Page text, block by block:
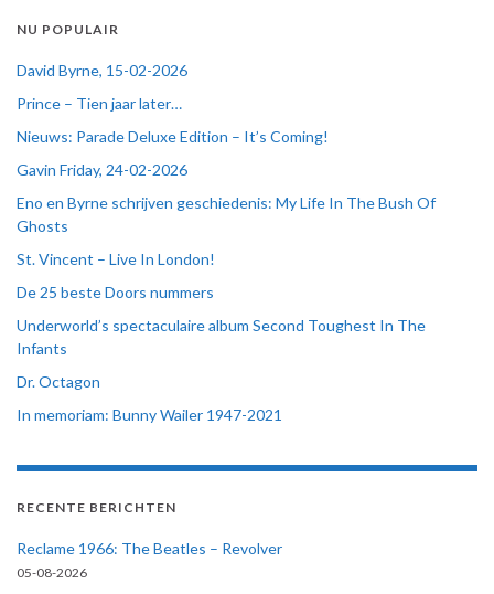
NU POPULAIR
David Byrne, 15-02-2026
Prince – Tien jaar later…
Nieuws: Parade Deluxe Edition – It’s Coming!
Gavin Friday, 24-02-2026
Eno en Byrne schrijven geschiedenis: My Life In The Bush Of
Ghosts
St. Vincent – Live In London!
De 25 beste Doors nummers
Underworld’s spectaculaire album Second Toughest In The
Infants
Dr. Octagon
In memoriam: Bunny Wailer 1947-2021
RECENTE BERICHTEN
Reclame 1966: The Beatles – Revolver
05-08-2026